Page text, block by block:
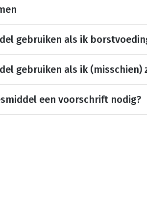
gebruiken als ik
gebruiken als ik (misschien)
een voorschrift nodig?